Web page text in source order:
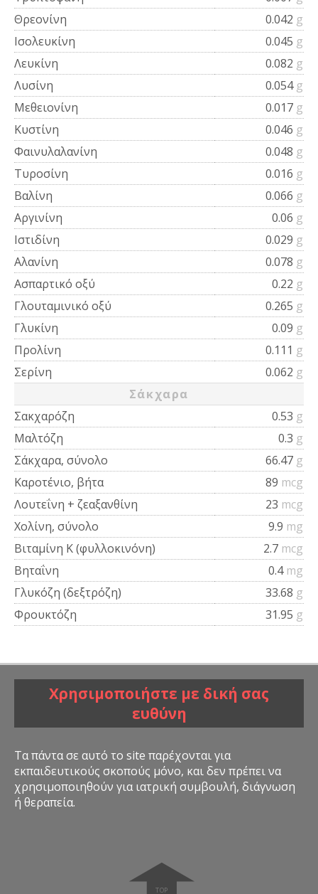
Θρεονίνη
0.042 g
Ισολευκίνη
0.045 g
Λευκίνη
0.082 g
Λυσίνη
0.054 g
Μεθειονίνη
0.017 g
Κυστίνη
0.046 g
Φαινυλαλανίνη
0.048 g
Τυροσίνη
0.016 g
Βαλίνη
0.066 g
Αργινίνη
0.06 g
Ιστιδίνη
0.029 g
Αλανίνη
0.078 g
Ασπαρτικό οξύ
0.22 g
Γλουταμινικό οξύ
0.265 g
Γλυκίνη
0.09 g
Προλίνη
0.111 g
Σερίνη
0.062 g
Σάκχαρα
Σακχαρόζη
0.53 g
Μαλτόζη
0.3 g
Σάκχαρα, σύνολο
66.47 g
Καροτένιο, βήτα
89 mcg
Λουτεΐνη + ζεαξανθίνη
23 mcg
Χολίνη, σύνολο
9.9 mg
Βιταμίνη Κ (φυλλοκινόνη)
2.7 mcg
Βηταΐνη
0.4 mg
Γλυκόζη (δεξτρόζη)
33.68 g
Φρουκτόζη
31.95 g
Χρησιμοποιήστε με δική σας
ευθύνη
Τα πάντα σε αυτό το site παρέχονται για
εκπαιδευτικούς σκοπούς μόνο, και δεν πρέπει να
χρησιμοποιηθούν για ιατρική συμβουλή, διάγνωση
ή θεραπεία.